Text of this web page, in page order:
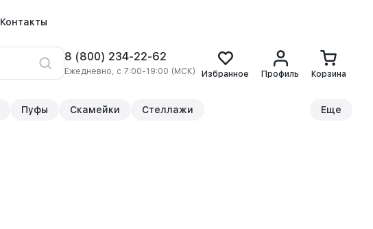
Контакты
8 (800) 234-22-62
Ежедневно, с 7:00-19:00 (МСК) Избранное Профиль Корзина
Пуфы Скамейки Стеллажи Еще